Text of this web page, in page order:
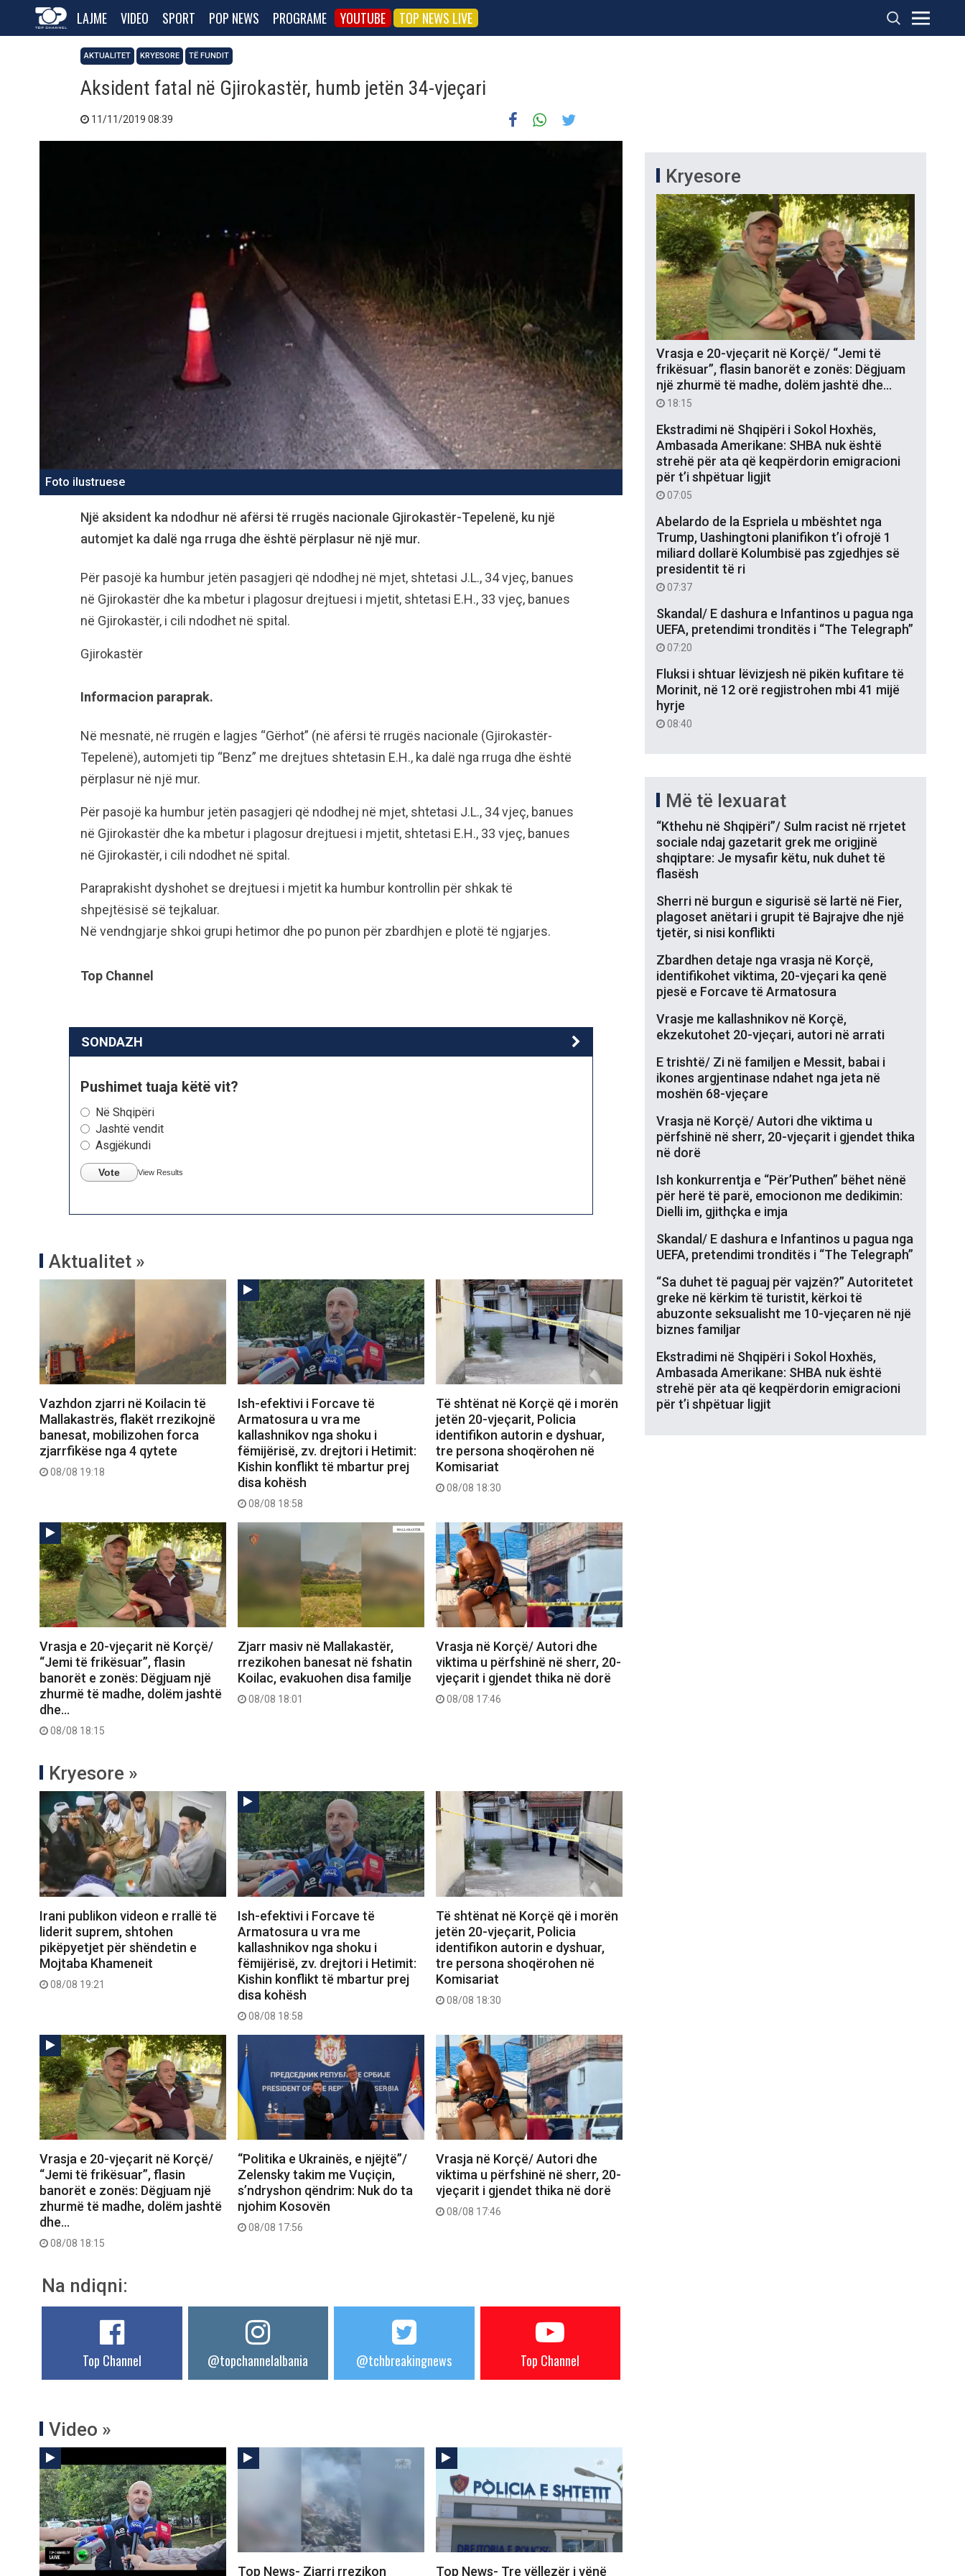
LAJME VIDEO SPORT POP NEWS PROGRAME YOUTUBE TOP NEWS LIVE
AKTUALITET KRYESORE TË FUNDIT
Aksident fatal në Gjirokastër, humb jetën 34-vjeçari
11/11/2019 08:39
Foto ilustruese
Një aksident ka ndodhur në afërsi të rrugës nacionale Gjirokastër-Tepelenë, ku një
automjet ka dalë nga rruga dhe është përplasur në një mur.
Për pasojë ka humbur jetën pasagjeri që ndodhej në mjet, shtetasi J.L., 34 vjeç, banues
në Gjirokastër dhe ka mbetur i plagosur drejtuesi i mjetit, shtetasi E.H., 33 vjeç, banues
në Gjirokastër, i cili ndodhet në spital.
Gjirokastër
Informacion paraprak.
Në mesnatë, në rrugën e lagjes “Gërhot” (në afërsi të rrugës nacionale (Gjirokastër-
Tepelenë), automjeti tip “Benz” me drejtues shtetasin E.H., ka dalë nga rruga dhe është
përplasur në një mur.
Për pasojë ka humbur jetën pasagjeri që ndodhej në mjet, shtetasi J.L., 34 vjeç, banues
në Gjirokastër dhe ka mbetur i plagosur drejtuesi i mjetit, shtetasi E.H., 33 vjeç, banues
në Gjirokastër, i cili ndodhet në spital.
Paraprakisht dyshohet se drejtuesi i mjetit ka humbur kontrollin për shkak të
shpejtësisë së tejkaluar.
Në vendngjarje shkoi grupi hetimor dhe po punon për zbardhjen e plotë të ngjarjes.
Top Channel
SONDAZH
Pushimet tuaja këtë vit?
Në Shqipëri
Jashtë vendit
Asgjëkundi
Vote View Results
Aktualitet »
Vazhdon zjarri në Koilacin të
Mallakastrës, flakët rrezikojnë
banesat, mobilizohen forca
zjarrfikëse nga 4 qytete
08/08 19:18
Ish-efektivi i Forcave të
Armatosura u vra me
kallashnikov nga shoku i
fëmijërisë, zv. drejtori i Hetimit:
Kishin konflikt të mbartur prej
disa kohësh
08/08 18:58
Të shtënat në Korçë që i morën
jetën 20-vjeçarit, Policia
identifikon autorin e dyshuar,
tre persona shoqërohen në
Komisariat
08/08 18:30
Vrasja e 20-vjeçarit në Korçë/
“Jemi të frikësuar”, flasin
banorët e zonës: Dëgjuam një
zhurmë të madhe, dolëm jashtë
dhe…
08/08 18:15
Zjarr masiv në Mallakastër,
rrezikohen banesat në fshatin
Koilac, evakuohen disa familje
08/08 18:01
Vrasja në Korçë/ Autori dhe
viktima u përfshinë në sherr, 20-
vjeçarit i gjendet thika në dorë
08/08 17:46
Kryesore »
Irani publikon videon e rrallë të
liderit suprem, shtohen
pikëpyetjet për shëndetin e
Mojtaba Khameneit
08/08 19:21
Ish-efektivi i Forcave të
Armatosura u vra me
kallashnikov nga shoku i
fëmijërisë, zv. drejtori i Hetimit:
Kishin konflikt të mbartur prej
disa kohësh
08/08 18:58
Të shtënat në Korçë që i morën
jetën 20-vjeçarit, Policia
identifikon autorin e dyshuar,
tre persona shoqërohen në
Komisariat
08/08 18:30
Vrasja e 20-vjeçarit në Korçë/
“Jemi të frikësuar”, flasin
banorët e zonës: Dëgjuam një
zhurmë të madhe, dolëm jashtë
dhe…
08/08 18:15
“Politika e Ukrainës, e njëjtë”/
Zelensky takim me Vuçiçin,
s’ndryshon qëndrim: Nuk do ta
njohim Kosovën
08/08 17:56
Vrasja në Korçë/ Autori dhe
viktima u përfshinë në sherr, 20-
vjeçarit i gjendet thika në dorë
08/08 17:46
Na ndiqni:
Top Channel @topchannelalbania @tchbreakingnews Top Channel
Video »
Top News- Zjarri rrezikon Top News- Tre vëllezër i vënë
Kryesore
Vrasja e 20-vjeçarit në Korçë/ “Jemi të
frikësuar”, flasin banorët e zonës: Dëgjuam
një zhurmë të madhe, dolëm jashtë dhe…
18:15
Ekstradimi në Shqipëri i Sokol Hoxhës,
Ambasada Amerikane: SHBA nuk është
strehë për ata që keqpërdorin emigracioni
për t’i shpëtuar ligjit
07:05
Abelardo de la Espriela u mbështet nga
Trump, Uashingtoni planifikon t’i ofrojë 1
miliard dollarë Kolumbisë pas zgjedhjes së
presidentit të ri
07:37
Skandal/ E dashura e Infantinos u pagua nga
UEFA, pretendimi tronditës i “The Telegraph”
07:20
Fluksi i shtuar lëvizjesh në pikën kufitare të
Morinit, në 12 orë regjistrohen mbi 41 mijë
hyrje
08:40
Më të lexuarat
“Kthehu në Shqipëri”/ Sulm racist në rrjetet
sociale ndaj gazetarit grek me origjinë
shqiptare: Je mysafir këtu, nuk duhet të
flasësh
Sherri në burgun e sigurisë së lartë në Fier,
plagoset anëtari i grupit të Bajrajve dhe një
tjetër, si nisi konflikti
Zbardhen detaje nga vrasja në Korçë,
identifikohet viktima, 20-vjeçari ka qenë
pjesë e Forcave të Armatosura
Vrasje me kallashnikov në Korçë,
ekzekutohet 20-vjeçari, autori në arrati
E trishtë/ Zi në familjen e Messit, babai i
ikones argjentinase ndahet nga jeta në
moshën 68-vjeçare
Vrasja në Korçë/ Autori dhe viktima u
përfshinë në sherr, 20-vjeçarit i gjendet thika
në dorë
Ish konkurrentja e “Për’Puthen” bëhet nënë
për herë të parë, emocionon me dedikimin:
Dielli im, gjithçka e imja
Skandal/ E dashura e Infantinos u pagua nga
UEFA, pretendimi tronditës i “The Telegraph”
“Sa duhet të paguaj për vajzën?” Autoritetet
greke në kërkim të turistit, kërkoi të
abuzonte seksualisht me 10-vjeçaren në një
biznes familjar
Ekstradimi në Shqipëri i Sokol Hoxhës,
Ambasada Amerikane: SHBA nuk është
strehë për ata që keqpërdorin emigracioni
për t’i shpëtuar ligjit